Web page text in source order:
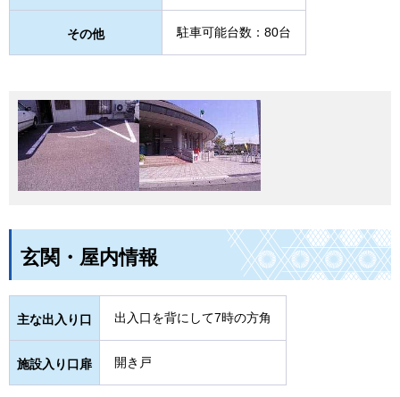
その他 駐車可能台数：80台
玄関・屋内情報
主な出入り口 出入口を背にして7時の方角
施設入り口扉 開き戸